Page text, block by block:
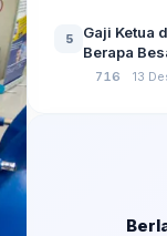
5
Gaji Ketua
Berapa
716 13